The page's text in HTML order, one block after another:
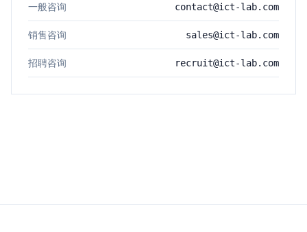
一般咨询 contact@ict-lab.com
销售咨询 sales@ict-lab.com
招聘咨询 recruit@ict-lab.com